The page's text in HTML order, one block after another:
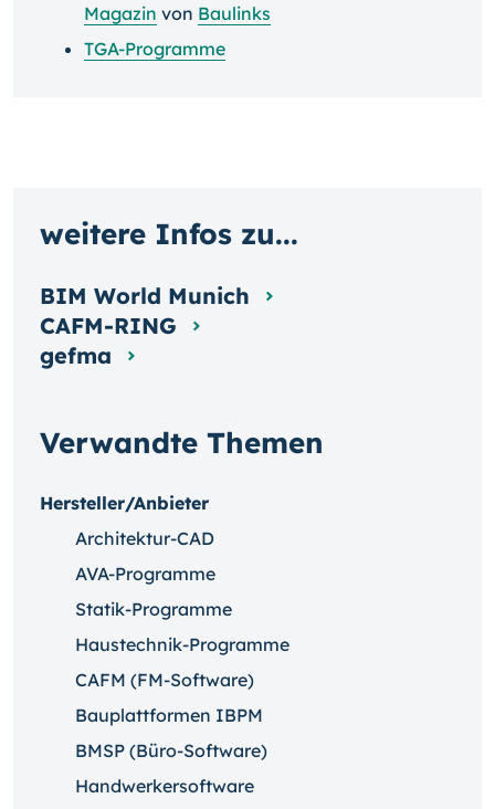
Magazin von Baulinks
TGA-Programme
Verwandte Themen
Hersteller/Anbieter
Architektur-CAD
AVA-Programme
Statik-Programme
Haustechnik-Programme
CAFM (FM-Software)
Bauplattformen IBPM
BMSP (Büro-Software)
Handwerkersoftware
weitere Infos zu...
BIM World Munich
CAFM-RING
gefma